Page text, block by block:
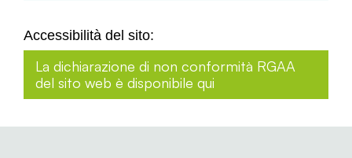
Accessibilità del sito:
La dichiarazione di non conformità RGAA
del sito web è disponibile qui